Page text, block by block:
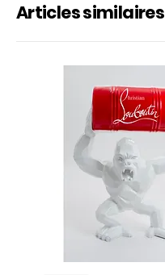
Articles similaires